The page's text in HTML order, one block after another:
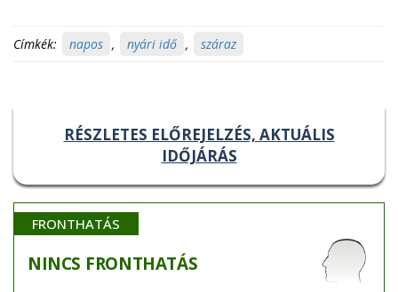
Címkék: napos , nyári idő , száraz
RÉSZLETES ELŐREJELZÉS, AKTUÁLIS
IDŐJÁRÁS
FRONTHATÁS
NINCS FRONTHATÁS